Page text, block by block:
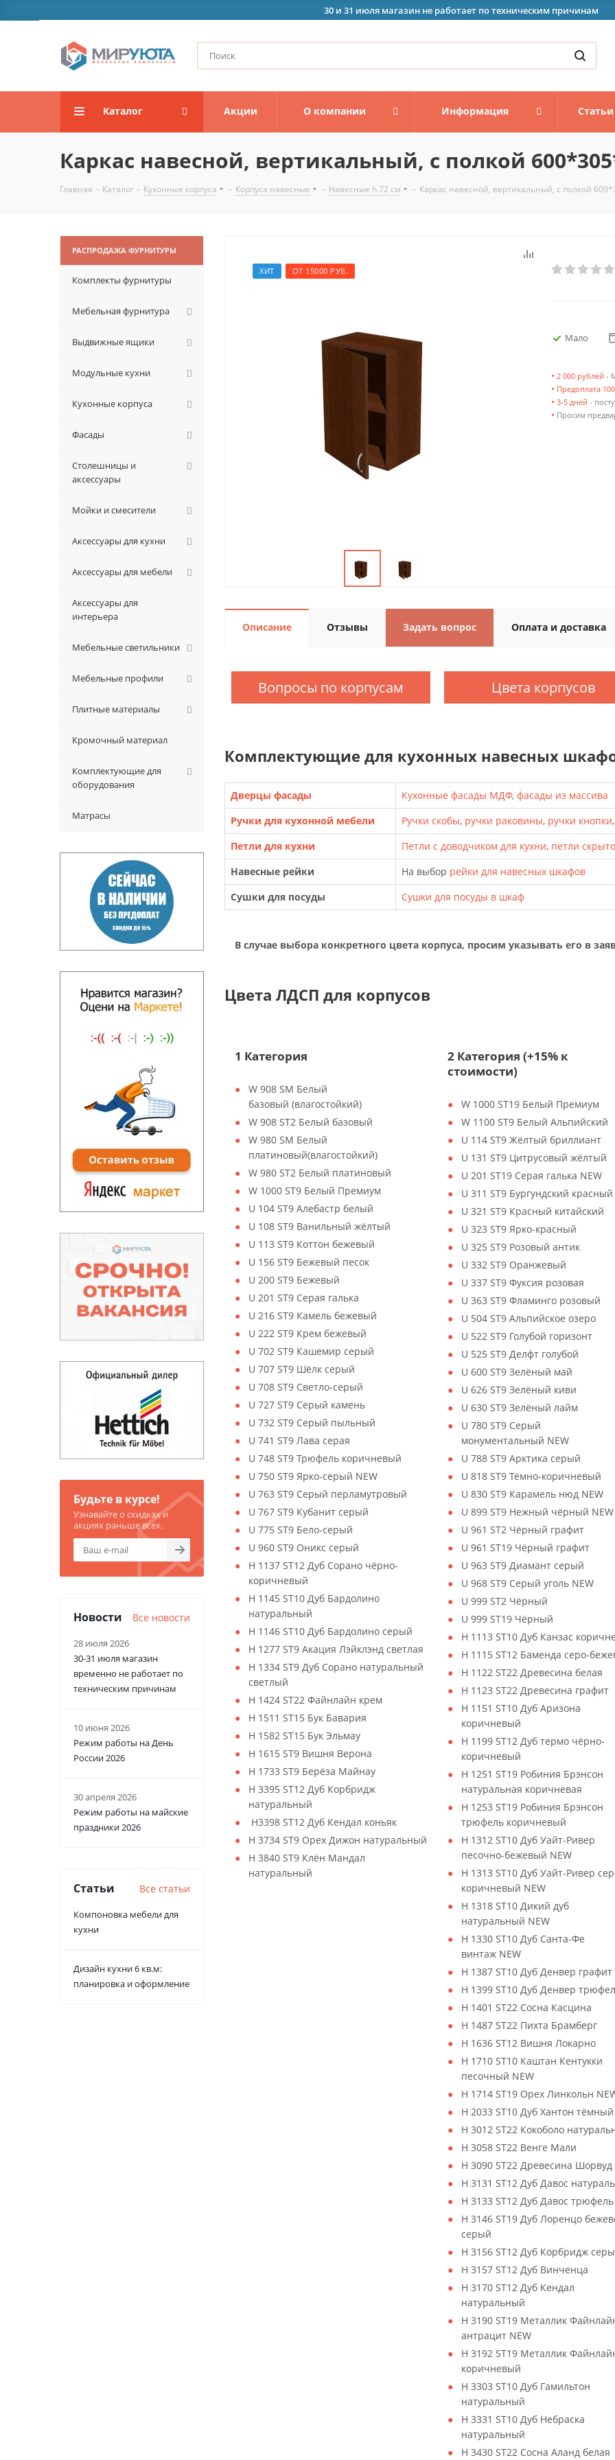
30 и 31 июля магазин не работает по техническим причинам
Каталог Акции О компании Информация Статьи
Каркас навесной, вертикальный, с полкой
Главная - Каталог - Кухонные корпуса - Корпуса навесные - Навесные h.72 см - Каркас навесной, вертикальный, с полкой
ХИТ ОТ 15000 РУБ.
Мало
• 2 000 рублей -
• Предоплата
• 3-5 дней -
• Просим
Описание Отзывы Задать вопрос Оплата и доставка
Вопросы по корпусам Цвета корпусов
Комплектующие для кухонных навесных
Дверцы фасады Кухонные фасады МДФ, фасады из массива
Ручки для кухонной мебели
Ручки скобы, ручки раковины, ручки кнопки,
Петли для кухни
Петли с доводчиком для кухни, петли
Навесные рейки
На выбор рейки для навесных шкафов
Сушки для посуды
Сушки для посуды в шкаф
В случае выбора конкретного цвета корпуса, просим указывать его в
Цвета ЛДСП для корпусов
1 Категория
W 908 SM Белый
базовый (влагостойкий)
W 908 ST2 Белый базовый
W 980 SM Белый
платиновый(влагостойкий)
W 980 ST2 Белый платиновый
W 1000 ST9 Белый Премиум
U 104 ST9 Алебастр белый
U 108 ST9 Ванильный жёлтый
U 113 ST9 Коттон бежевый
U 156 ST9 Бежевый песок
U 200 ST9 Бежевый
U 201 ST9 Серая галька
U 216 ST9 Камель бежевый
U 222 ST9 Крем бежевый
U 702 ST9 Кашемир серый
U 707 ST9 Шёлк серый
U 708 ST9 Светло-серый
U 727 ST9 Серый камень
U 732 ST9 Серый пыльный
U 741 ST9 Лава серая
U 748 ST9 Трюфель коричневый
U 750 ST9 Ярко-серый NEW
U 763 ST9 Серый перламутровый
U 767 ST9 Кубанит серый
U 775 ST9 Бело-серый
U 960 ST9 Оникс серый
H 1137 ST12 Дуб Сорано чёрно-
коричневый
H 1145 ST10 Дуб Бардолино
натуральный
H 1146 ST10 Дуб Бардолино серый
H 1277 ST9 Акация Лэйклэнд светлая
H 1334 ST9 Дуб Сорано натуральный
светлый
H 1424 ST22 Файнлайн крем
H 1511 ST15 Бук Бавария
H 1582 ST15 Бук Эльмау
H 1615 ST9 Вишня Верона
H 1733 ST9 Берёза Майнау
H 3395 ST12 Дуб Корбридж
натуральный
H3398 ST12 Дуб Кендал коньяк
H 3734 ST9 Орех Дижон натуральный
H 3840 ST9 Клён Мандал
натуральный
2 Категория (+15% к
стоимости)
W 1000 ST19 Белый Премиум
W 1100 ST9 Белый Альпийский
U 114 ST9 Жёлтый бриллиант
U 131 ST9 Цитрусовый жёлтый
U 201 ST19 Серая галька NEW
U 311 ST9 Бургундский красный
U 321 ST9 Красный китайский
U 323 ST9 Ярко-красный
U 325 ST9 Розовый антик
U 332 ST9 Оранжевый
U 337 ST9 Фуксия розовая
U 363 ST9 Фламинго розовый
U 504 ST9 Альпийское озеро
U 522 ST9 Голубой горизонт
U 525 ST9 Делфт голубой
U 600 ST9 Зелёный май
U 626 ST9 Зелёный киви
U 630 ST9 Зелёный лайм
U 780 ST9 Серый
монументальный NEW
U 788 ST9 Арктика серый
U 818 ST9 Тёмно-коричневый
U 830 ST9 Карамель нюд NEW
U 899 ST9 Нежный чёрный NEW
U 961 ST2 Чёрный графит
U 961 ST19 Чёрный графит
U 963 ST9 Диамант серый
U 968 ST9 Серый уголь NEW
U 999 ST2 Чёрный
U 999 ST19 Чёрный
H 1113 ST10 Дуб Канзас
H 1115 ST12 Баменда серо-
H 1122 ST22 Древесина белая
H 1123 ST22 Древесина графит
H 1151 ST10 Дуб Аризона
коричневый
H 1199 ST12 Дуб термо чёрно-
коричневый
H 1251 ST19 Робиния Брэнсон
натуральная коричневая
H 1253 ST19 Робиния Брэнсон
трюфель коричневый
H 1312 ST10 Дуб Уайт-Ривер
песочно-бежевый NEW
H 1313 ST10 Дуб Уайт-Ривер
коричневый NEW
H 1318 ST10 Дикий дуб
натуральный NEW
H 1330 ST10 Дуб Санта-Фе
винтаж NEW
H 1387 ST10 Дуб Денвер графит
H 1399 ST10 Дуб Денвер
H 1401 ST22 Сосна Касцина
H 1487 ST22 Пихта Брамберг
H 1636 ST12 Вишня Локарно
H 1710 ST10 Каштан Кентукки
песочный NEW
H 1714 ST19 Орех Линкольн
H 2033 ST10 Дуб Хантон тёмный
H 3012 ST22 Кокоболо
H 3058 ST22 Венге Мали
H 3090 ST22 Древесина Шорвуд
H 3131 ST12 Дуб Давос
H 3133 ST12 Дуб Давос трюфель
H 3146 ST19 Дуб Лоренцо
серый
H 3156 ST12 Дуб Корбридж
H 3157 ST12 Дуб Винченца
H 3170 ST12 Дуб Кендал
натуральный
H 3190 ST19 Металлик
антрацит NEW
H 3192 ST19 Металлик
коричневый
H 3303 ST10 Дуб Гамильтон
натуральный
H 3331 ST10 Дуб Небраска
натуральный
H 3430 ST22 Сосна Аланд белая
РАСПРОДАЖА ФУРНИТУРЫ
Комплекты фурнитуры
Мебельная фурнитура
Выдвижные ящики
Модульные кухни
Кухонные корпуса
Фасады
Столешницы и
аксессуары
Мойки и смесители
Аксессуары для кухни
Аксессуары для мебели
Аксессуары для
интерьера
Мебельные светильники
Мебельные профили
Плитные материалы
Кромочный материал
Комплектующие для
оборудования
Матрасы
Будьте в курсе!
Узнавайте о скидках и
акциях раньше всех.
Новости Все новости
28 июля 2026
30-31 июля магазин
временно не работает по
техническим причинам
10 июня 2026
Режим работы на День
России 2026
30 апреля 2026
Режим работы на майские
праздники 2026
Статьи Все статьи
Компоновка мебели для
кухни
Дизайн кухни 6 кв.м:
планировка и оформление